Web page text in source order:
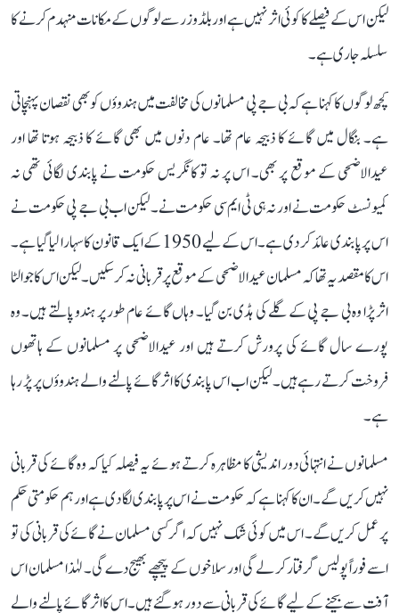
لیکن اس کے فیصلے کا کوئی اثر نہیں ہے اور بلڈوزر سے لوگوں کے مکانات منہدم کرنے کا
سلسلہ جاری ہے۔
کچھ لوگوں کا کہنا ہے کہ بی جے پی مسلمانوں کی مخالفت میں ہندوؤں کو بھی نقصان پہنچاتی
ہے۔ بنگال میں گائے کا ذبیحہ عام تھا۔ عام دنوں میں بھی گائے کا ذبیحہ ہوتا تھا اور
عیدالاضحی کے موقع پر بھی۔ اس پر نہ تو کانگریس حکومت نے پابندی لگائی تھی نہ
کمیونسٹ حکومت نے اور نہ ہی ٹی ایم سی حکومت نے۔ لیکن اب بی جے پی حکومت نے
اس پر پابندی عائد کر دی ہے۔ اس کے لیے 1950 کے ایک قانون کا سہارا لیا گیا ہے۔
اس کا مقصد یہ تھا کہ مسلمان عیدالاضحی کے موقع پر قربانی نہ کر سکیں۔ لیکن اس کا جو الٹا
اثر پڑا وہ بی جے پی کے گلے کی ہڈی بن گیا۔ وہاں گائے عام طور پر ہندو پالتے ہیں۔ وہ
پورے سال گائے کی پرورش کرتے ہیں اور عیدالاضحی پر مسلمانوں کے ہاتھوں
فروخت کرتے رہے ہیں۔ لیکن اب اس پابندی کا اثر گائے پالنے والے ہندوؤں پر پڑ رہا
ہے۔
مسلمانوں نے انتہائی دور اندیشی کا مظاہرہ کرتے ہوئے یہ فیصلہ کیا کہ وہ گائے کی قربانی
نہیں کریں گے۔ ان کا کہنا ہے کہ حکومت نے اس پر پابندی لگا دی ہے اور ہم حکومتی حکم
پر عمل کریں گے۔ اس میں کوئی شک نہیں کہ اگر کسی مسلمان نے گائے کی قربانی کی تو
اسے فوراً پولیس گرفتار کر لے گی اور سلاخوں کے پیچھے بھیج دے گی۔ لہٰذا مسلمان اس
آفت سے بچنے کے لیے گائے کی قربانی سے دور ہو گئے ہیں۔ اس کا اثر گائے پالنے والے